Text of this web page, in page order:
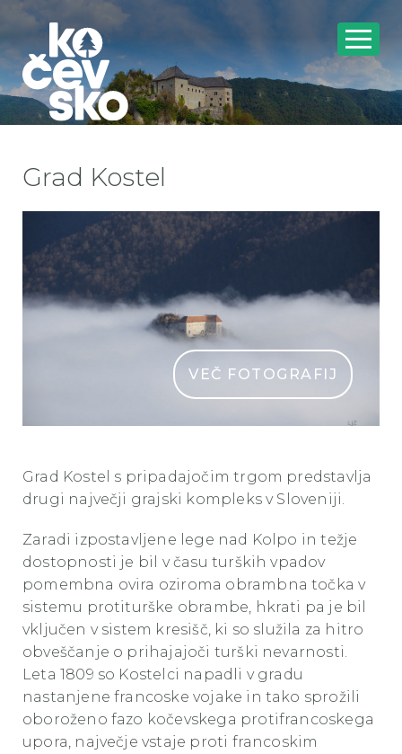
Grad Kostel
VEČ FOTOGRAFIJ
Grad Kostel s pripadajočim trgom predstavlja
drugi največji grajski kompleks v Sloveniji.
Zaradi izpostavljene lege nad Kolpo in težje
dostopnosti je bil v času turških vpadov
pomembna ovira oziroma obrambna točka v
sistemu protiturške obrambe, hkrati pa je bil
vključen v sistem kresišč, ki so služila za hitro
obveščanje o prihajajoči turški nevarnosti.
Leta 1809 so Kostelci napadli v gradu
nastanjene francoske vojake in tako sprožili
oboroženo fazo kočevskega protifrancoskega
upora, največje vstaje proti francoskim